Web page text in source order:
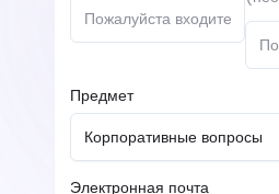
Предмет
Корпоративные вопросы
Электронная почта